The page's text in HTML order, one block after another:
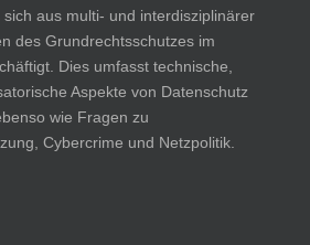
aus multi- und interdisziplinärer
des Grundrechtsschutzes im
Dies umfasst technische,
Aspekte von Datenschutz
wie Fragen zu
Cybercrime und Netzpolitik.